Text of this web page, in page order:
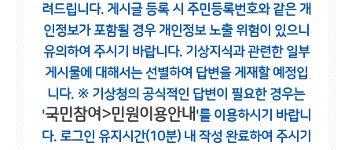
려드립니다. 게시글 등록 시 주민등록번호와 같은 개
인정보가 포함될 경우 개인정보 노출 위험이 있으니
유의하여 주시기 바랍니다. 기상지식과 관련한 일부
게시물에 대해서는 선별하여 답변을 게재할 예정입
니다. ※ 기상청의 공식적인 답변이 필요한 경우는
'국민참여>민원이용안내 '를 이용하시기 바랍니
다. 로그인 유지시간(10분) 내 작성 완료하여 주시기